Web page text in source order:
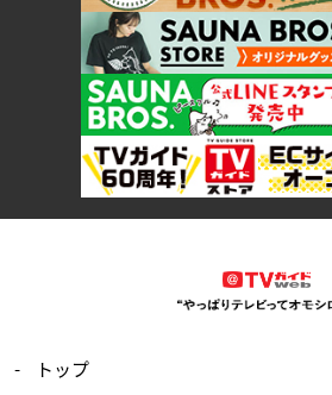
トップ